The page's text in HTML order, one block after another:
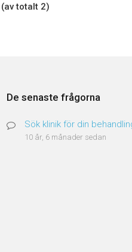
totalt 2)
De senaste frågorna
Sök klinik för din
10 år, 6 månader sedan